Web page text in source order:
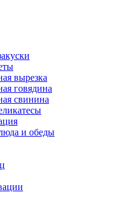
вырезка
говядина
свинина
и обеды